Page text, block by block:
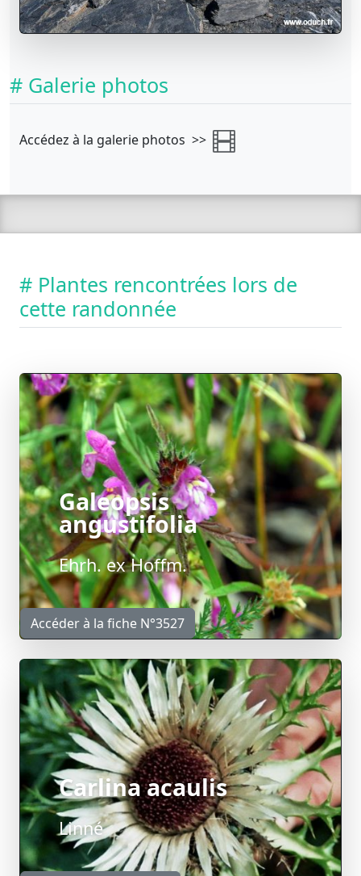
# Galerie photos
Accédez à la galerie photos >>
# Plantes rencontrées lors de
cette randonnée
Galeopsis
angustifolia
Ehrh. ex Hoffm.
Accéder à la fiche N°3527
Carlina acaulis
Linné